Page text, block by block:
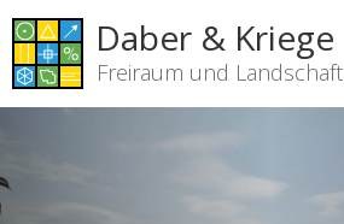
Daber & Kriege
Freiraum und Landschaft